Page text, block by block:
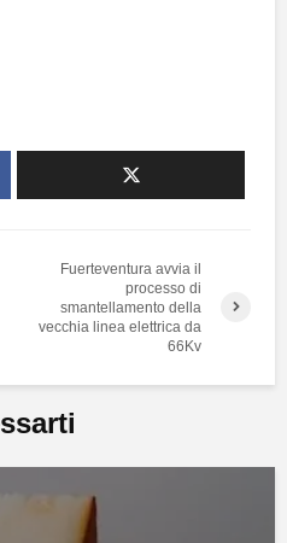
Fuerteventura avvia il
processo di
smantellamento della
vecchia linea elettrica da
66Kv